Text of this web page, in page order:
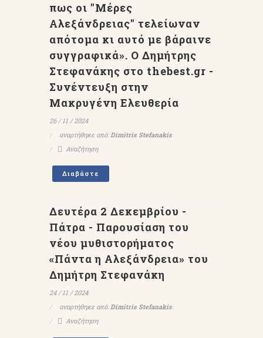
πως οι "Μέρες
Αλεξάνδρειας" τελείωναν
απότομα κι αυτό με βάραινε
συγγραφικά». Ο Δημήτρης
Στεφανάκης στο thebest.gr -
Συνέντευξη στην
Μακρυγένη Ελευθερία
26 / 11 / 2024
αναρτήθηκε από:Dimitris Stefanakis
Αναζήτηση
Διαβάστε
Δευτέρα 2 Δεκεμβρίου -
Πάτρα - Παρουσίαση του
νέου μυθιστορήματος
«Πάντα η Αλεξάνδρεια» του
Δημήτρη Στεφανάκη
24 / 11 / 2024
αναρτήθηκε από:Dimitris Stefanakis
Αναζήτηση